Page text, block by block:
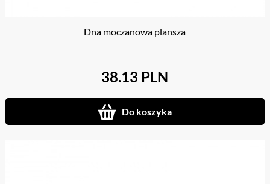
Dna moczanowa plansza
38.13 PLN
Do koszyka